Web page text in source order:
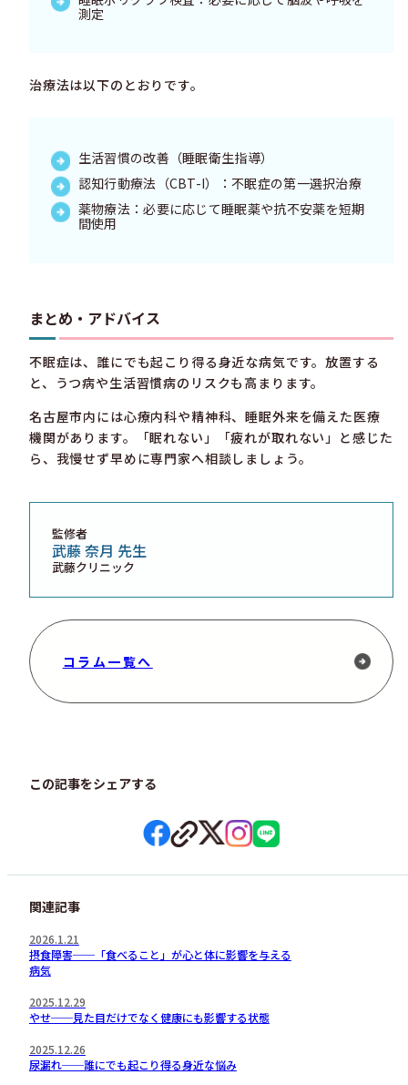
測定
治療法は以下のとおりです。
生活習慣の改善（睡眠衛生指導）
認知行動療法（CBT-I）：不眠症の第一選択治療
薬物療法：必要に応じて睡眠薬や抗不安薬を短期
間使用
まとめ・アドバイス
不眠症は、誰にでも起こり得る身近な病気です。放置する
と、うつ病や生活習慣病のリスクも高まります。
名古屋市内には心療内科や精神科、睡眠外来を備えた医療
機関があります。「眠れない」「疲れが取れない」と感じた
ら、我慢せず早めに専門家へ相談しましょう。
監修者
武藤 奈月 先生
武藤クリニック
コラム一覧へ
この記事をシェアする
関連記事
2026.1.21
摂食障害──「食べること」が心と体に影響を与える
病気
2025.12.29
やせ──見た目だけでなく健康にも影響する状態
2025.12.26
尿漏れ──誰にでも起こり得る身近な悩み